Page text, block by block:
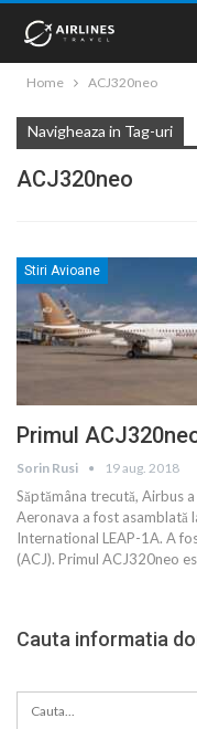
Home ACJ320neo
Navigheaza in Tag-uri
ACJ320neo
Stiri Avioane
Primul
Sorin Rusi 19 aug. 2018
Săptămâna trecută, Airbus
Aeronava a fost asamblată
International LEAP-1A. A
(ACJ). Primul ACJ320neo
Cauta informatia